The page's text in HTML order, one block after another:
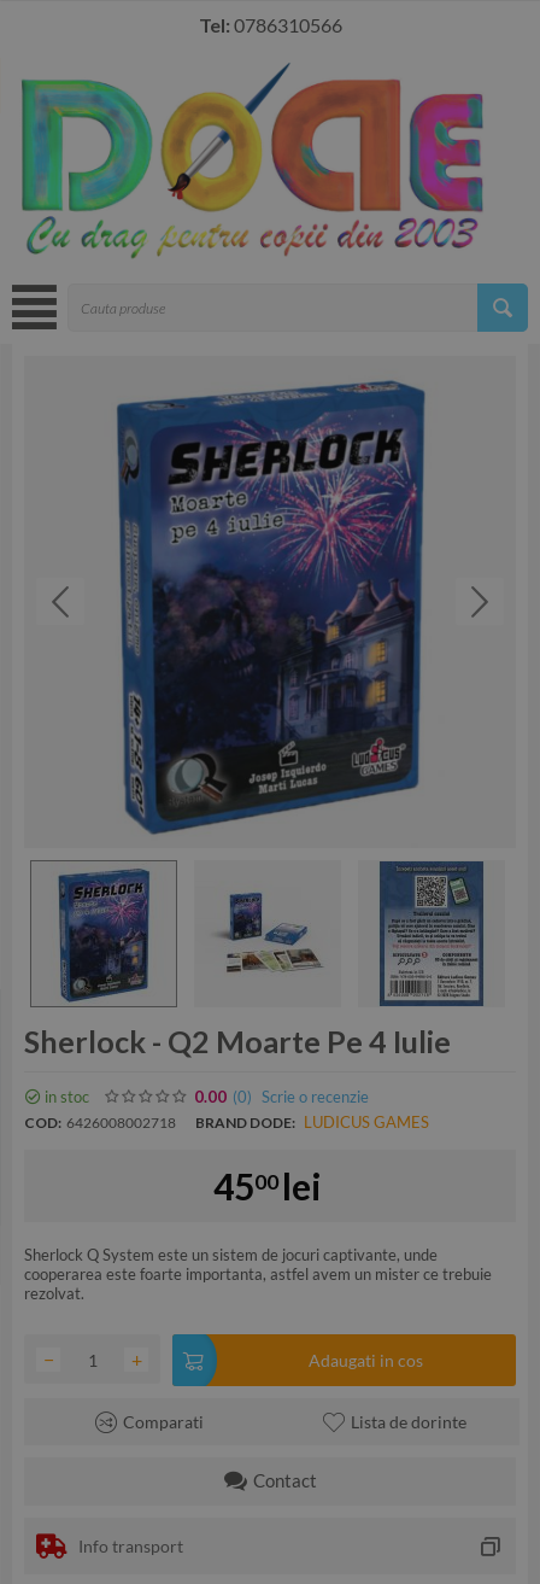
Tel: 0786310566
Sherlock - Q2 Moarte Pe 4 Iulie
in stoc 0.00 (0) Scrie o recenzie
COD: 6426008002718 BRAND DODE: LUDICUS GAMES
4500 lei
Sherlock Q System este un sistem de jocuri captivante, unde
cooperarea este foarte importanta, astfel avem un mister ce trebuie
rezolvat.
+
− Adaugati in cos
Comparati Lista de dorinte
Contact
Info transport